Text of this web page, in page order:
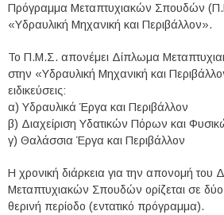
Πρόγραμμα Μεταπτυχιακών Σπουδών
«Υδραυλική Μηχανική και Περιβάλλον».
Το Π.Μ.Σ. απονέμει Δίπλωμα
στην «Υδραυλική Μηχανική και
ειδικεύσεις:
α) Υδραυλικά Έργα και Περιβάλλον
β) Διαχείριση Υδατικών Πόρων και
γ) Θαλάσσια Έργα και Περιβάλλον
Η χρονική διάρκεια για την απονομή του
Μεταπτυχιακών Σπουδών ορίζεται σε
θερινή περίοδο (εντατικό πρόγραμμα).